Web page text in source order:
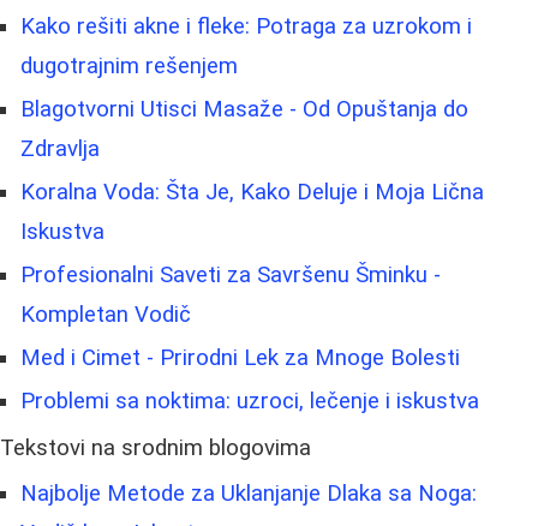
Kako rešiti akne i fleke: Potraga za uzrokom i
dugotrajnim rešenjem
Blagotvorni Utisci Masaže - Od Opuštanja do
Zdravlja
Koralna Voda: Šta Je, Kako Deluje i Moja Lična
Iskustva
Profesionalni Saveti za Savršenu Šminku -
Kompletan Vodič
Med i Cimet - Prirodni Lek za Mnoge Bolesti
Problemi sa noktima: uzroci, lečenje i iskustva
Tekstovi na srodnim blogovima
Najbolje Metode za Uklanjanje Dlaka sa Noga: